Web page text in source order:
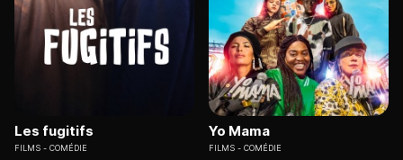
Les fugitifs
FILMS COMÉDIE
Yo Mama
FILMS COMÉDIE